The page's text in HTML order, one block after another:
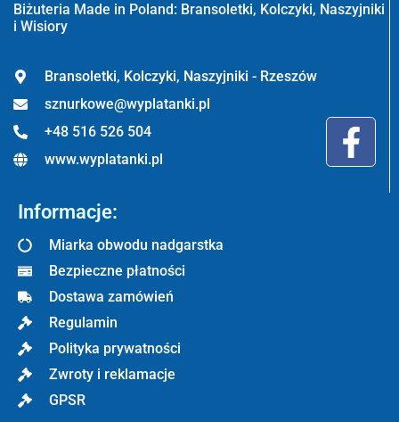
Biżuteria Made in Poland: Bransoletki, Kolczyki, Naszyjniki
i Wisiory
Bransoletki, Kolczyki, Naszyjniki - Rzeszów
sznurkowe@wyplatanki.pl
+48 516 526 504
www.wyplatanki.pl
Informacje:
Miarka obwodu nadgarstka
Bezpieczne płatności
Dostawa zamówień
Regulamin
Polityka prywatności
Zwroty i reklamacje
GPSR